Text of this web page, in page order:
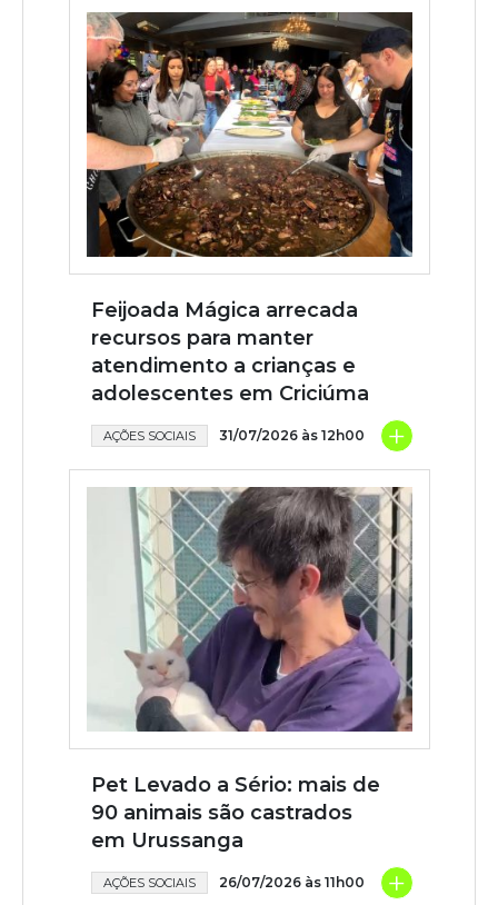
Feijoada Mágica arrecada
recursos para manter
atendimento a crianças e
adolescentes em Criciúma
AÇÕES SOCIAIS 31/07/2026 às 12h00 +
Pet Levado a Sério: mais de
90 animais são castrados
em Urussanga
AÇÕES SOCIAIS 26/07/2026 às 11h00 +